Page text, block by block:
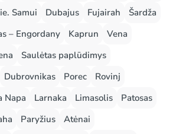
Samui Dubajus Fujairah
Šardža
– Engordany Kaprun
Vena
Saulėtas paplūdimys
Dubrovnikas Porec
Rovinj
Napa Larnaka Limasolis
Patosas
Paryžius
Atėnai